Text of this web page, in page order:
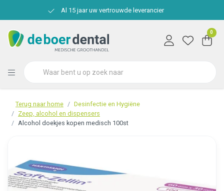
Al 15 jaar uw vertrouwde leverancier
0
Terug naar home
Desinfectie en Hygiëne
Zeep, alcohol en dispensers
Alcohol doekjes kopen medisch 100st